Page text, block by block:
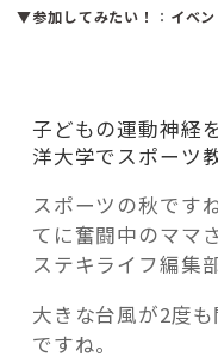
HAREL
「モノ」
fleXe
「ひと」
▼参加してみたい！ ： イベン
子どもの運動神経
洋大学でスポーツ
スポーツの秋です
てに奮闘中のママ
ステキライフ編集
大きな台風が2度
ですね。